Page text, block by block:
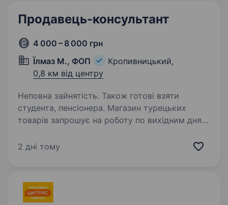
Продавець-консультант
4 000 – 8 000 грн
Їлмаз М., ФОП
Кропивницький,
0,8 км від центру
Неповна зайнятість. Також готові взяти
студента, пенсіонера. Магазин турецьких
товарів запрошує на роботу по вихідним дням
+ премія, розмір якої залежить від успішності
2 дні тому